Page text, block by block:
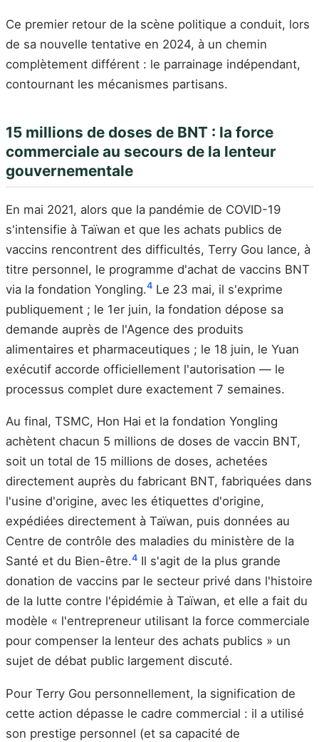
Ce premier retour de la scène politique a conduit, lors
de sa nouvelle tentative en 2024, à un chemin
complètement différent : le parrainage indépendant,
contournant les mécanismes partisans.
15 millions de doses de BNT : la force
commerciale au secours de la lenteur
gouvernementale
En mai 2021, alors que la pandémie de COVID-19
s'intensifie à Taïwan et que les achats publics de
vaccins rencontrent des difficultés, Terry Gou lance, à
titre personnel, le programme d'achat de vaccins BNT
via la fondation Yongling.4 Le 23 mai, il s'exprime
publiquement ; le 1er juin, la fondation dépose sa
demande auprès de l'Agence des produits
alimentaires et pharmaceutiques ; le 18 juin, le Yuan
exécutif accorde officiellement l'autorisation — le
processus complet dure exactement 7 semaines.
Au final, TSMC, Hon Hai et la fondation Yongling
achètent chacun 5 millions de doses de vaccin BNT,
soit un total de 15 millions de doses, achetées
directement auprès du fabricant BNT, fabriquées dans
l'usine d'origine, avec les étiquettes d'origine,
expédiées directement à Taïwan, puis données au
Centre de contrôle des maladies du ministère de la
Santé et du Bien-être.4 Il s'agit de la plus grande
donation de vaccins par le secteur privé dans l'histoire
de la lutte contre l'épidémie à Taïwan, et elle a fait du
modèle « l'entrepreneur utilisant la force commerciale
pour compenser la lenteur des achats publics » un
sujet de débat public largement discuté.
Pour Terry Gou personnellement, la signification de
cette action dépasse le cadre commercial : il a utilisé
son prestige personnel (et sa capacité de